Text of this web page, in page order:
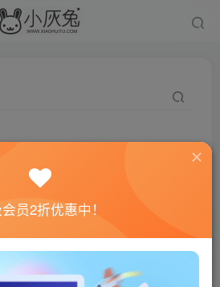
单机
传奇 扶摇 破解
员2折优惠中！